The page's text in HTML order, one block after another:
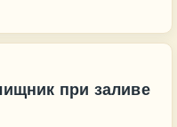
при заливе